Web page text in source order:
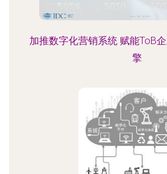
加推数字化营销系统 赋能ToB
擎